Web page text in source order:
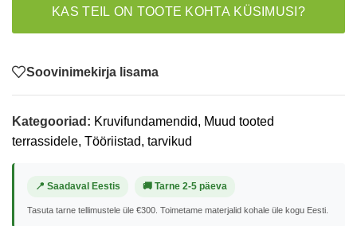
KAS TEIL ON TOOTE KOHTA KÜSIMUSI?
Soovinimekirja lisama
Kategooriad: Kruvifundamendid, Muud tooted
terrassidele, Tööriistad, tarvikud
📍 Saadaval Eestis 🚚 Tarne 2-5 päeva
Tasuta tarne tellimustele üle €300. Toimetame materjalid kohale üle kogu Eesti.